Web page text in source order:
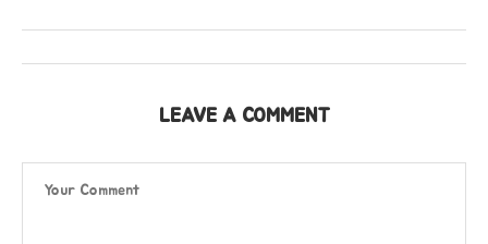
LEAVE A COMMENT